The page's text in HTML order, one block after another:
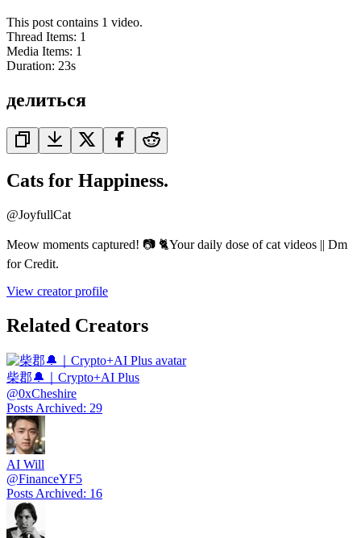
This post contains 1 video.
Thread Items: 1
Media Items: 1
Duration: 23s
делиться
Cats for Happiness.
@JoyfullCat
Meow moments captured! 📷 🐈Your daily dose of cat videos || Dm
for Credit.
View creator profile
Related Creators
柴郡🔔｜Crypto+AI Plus
@0xCheshire
Posts Archived: 29
AI Will
@FinanceYF5
Posts Archived: 16